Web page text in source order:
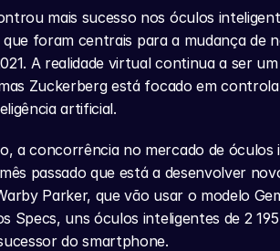
mais sucesso nos óculos
foram centrais para a mudança de
A realidade virtual continua a ser
Zuckerberg está focado em
artificial.
a concorrência no mercado de óculos
passado que está a desenvolver
Parker, que vão usar o modelo
Specs, uns óculos inteligentes de 2
do smartphone.